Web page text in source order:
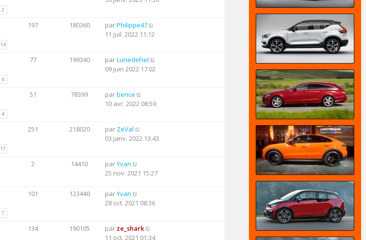
2
14
197 180360 parPhilippe47
11 juil. 2022 11:12
6
77 199340 parLunedeFiel
09 juin 2022 17:02
4
51 78399 parbence
10 avr. 2022 08:59
17
251 218020 par ZeVal
03 janv. 2022 13:43
2 14410 parYvan
25 nov. 2021 15:27
7
101 123440 parYvan
28 oct. 2021 08:36
134 190105 par ze_shark
11 oct. 2021 01:34